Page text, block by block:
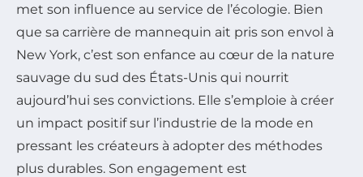
met son influence au service de l’écologie. Bien
que sa carrière de mannequin ait pris son envol à
New York, c’est son enfance au cœur de la nature
sauvage du sud des États-Unis qui nourrit
aujourd’hui ses convictions. Elle s’emploie à créer
un impact positif sur l’industrie de la mode en
pressant les créateurs à adopter des méthodes
plus durables. Son engagement est